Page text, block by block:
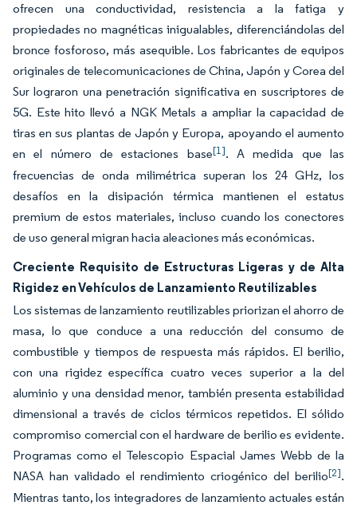
ofrecen una conductividad, resistencia a la fatiga y
propiedades no magnéticas inigualables, diferenciándolas del
bronce fosforoso, más asequible. Los fabricantes de equipos
originales de telecomunicaciones de China, Japón y Corea del
Sur lograron una penetración significativa en suscriptores de
5G. Este hito llevó a NGK Metals a ampliar la capacidad de
tiras en sus plantas de Japón y Europa, apoyando el aumento
en el número de estaciones base[1]. A medida que las
frecuencias de onda milimétrica superan los 24 GHz, los
desafíos en la disipación térmica mantienen el estatus
premium de estos materiales, incluso cuando los conectores
de uso general migran hacia aleaciones más económicas.
Creciente Requisito de Estructuras Ligeras y de Alta
Rigidez en Vehículos de Lanzamiento Reutilizables
Los sistemas de lanzamiento reutilizables priorizan el ahorro de
masa, lo que conduce a una reducción del consumo de
combustible y tiempos de respuesta más rápidos. El berilio,
con una rigidez específica cuatro veces superior a la del
aluminio y una densidad menor, también presenta estabilidad
dimensional a través de ciclos térmicos repetidos. El sólido
compromiso comercial con el hardware de berilio es evidente.
Programas como el Telescopio Espacial James Webb de la
NASA han validado el rendimiento criogénico del berilio[2].
Mientras tanto, los integradores de lanzamiento actuales están